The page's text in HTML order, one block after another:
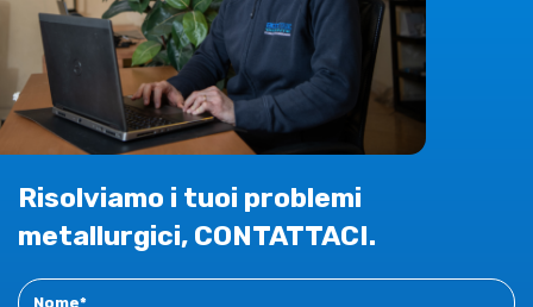
Risolviamo i tuoi problemi
metallurgici, CONTATTACI.
Contact